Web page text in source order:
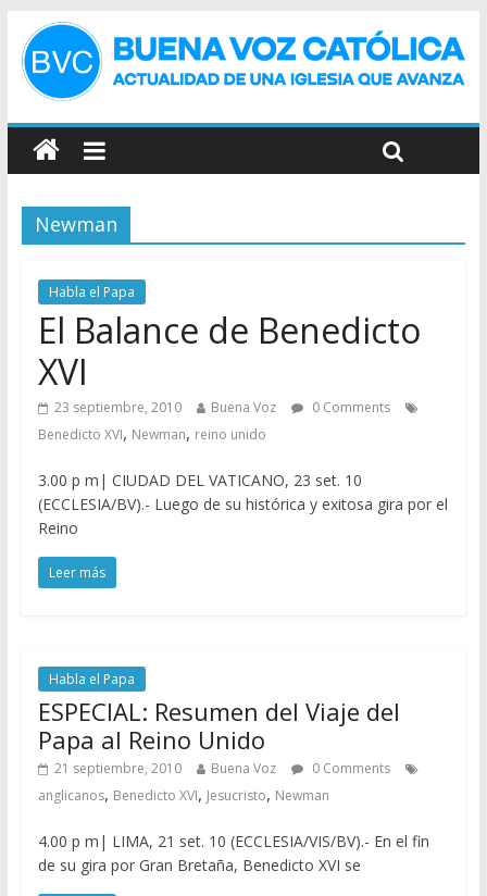
Newman
Habla el Papa
El Balance de Benedicto
XVI
23 septiembre, 2010 Buena Voz
0 Comments
Benedicto XVI, Newman, reino unido
3.00 p m| CIUDAD DEL VATICANO, 23 set. 10
(ECCLESIA/BV).- Luego de su histórica y exitosa gira por el
Reino
Leer más
Habla el Papa
ESPECIAL: Resumen del Viaje del
Papa al Reino Unido
21 septiembre, 2010 Buena Voz
0 Comments
anglicanos, Benedicto XVI, Jesucristo, Newman
4.00 p m| LIMA, 21 set. 10 (ECCLESIA/VIS/BV).- En el fin
de su gira por Gran Bretaña, Benedicto XVI se